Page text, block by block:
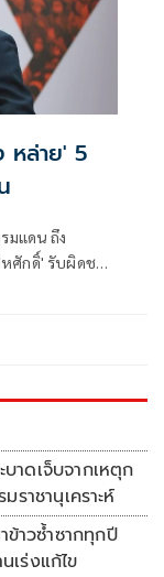
หล่าย' 5
มแดน ถึง
ศักดิ์' รับผิดชอบ
าดเจ็บจากเหตุก
ราชานุเคราะห์
าวซ้ำซากทุกปี
เร่งแก้ไข